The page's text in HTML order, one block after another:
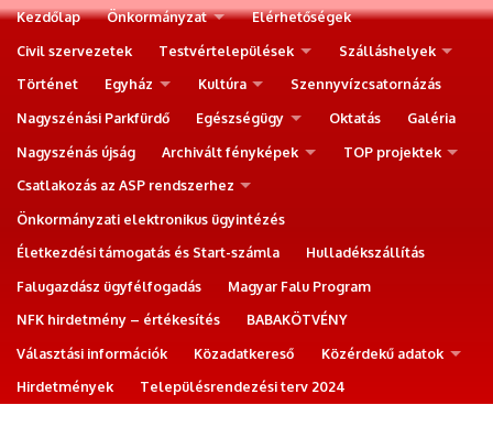
Kezdőlap Önkormányzat
Elérhetőségek
Civil szervezetek
Testvértelepülések
Szálláshelyek
Történet
Egyház Kultúra
Szennyvízcsatornázás
Nagyszénási Parkfürdő
Egészségügy Oktatás
Galéria
Nagyszénás újság
Archivált fényképek
TOP projektek
Csatlakozás az ASP rendszerhez
Önkormányzati elektronikus ügyintézés
Életkezdési támogatás és Start-számla
Hulladékszállítás
Falugazdász ügyfélfogadás
Magyar Falu Program
NFK hirdetmény – értékesítés
BABAKÖTVÉNY
Választási információk
Közadatkereső
Közérdekű adatok
Hirdetmények
Településrendezési terv 2024